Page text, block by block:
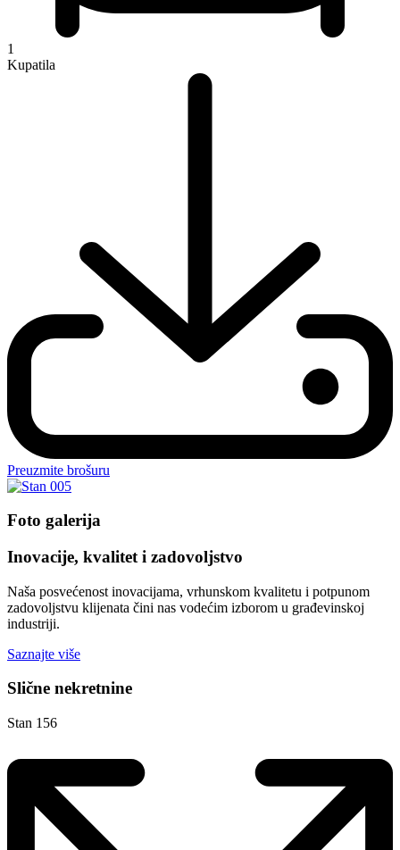
1
Kupatila
Preuzmite brošuru
Foto galerija
Inovacije, kvalitet i zadovoljstvo
Naša posvećenost inovacijama, vrhunskom kvalitetu i potpunom
zadovoljstvu klijenata čini nas vodećim izborom u građevinskoj
industriji.
Saznajte više
Slične nekretnine
Stan 156